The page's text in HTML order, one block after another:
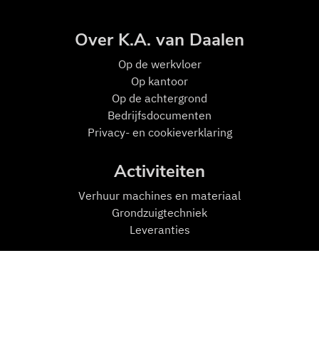
Over K.A. van Daalen
Op de werkvloer
Op kantoor
Op de achtergrond
Bedrijfsdocumenten
Privacy- en cookieverklaring
Activiteiten
Verhuur machines en materiaal
Grondzuigtechniek
Leveranties